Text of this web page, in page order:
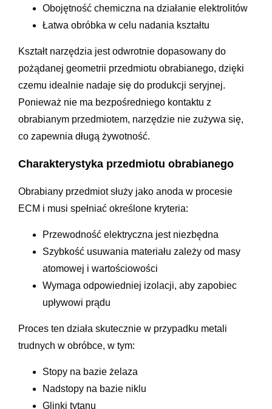
Obojętność chemiczna na działanie elektrolitów
Łatwa obróbka w celu nadania kształtu
Kształt narzędzia jest odwrotnie dopasowany do
pożądanej geometrii przedmiotu obrabianego, dzięki
czemu idealnie nadaje się do produkcji seryjnej.
Ponieważ nie ma bezpośredniego kontaktu z
obrabianym przedmiotem, narzędzie nie zużywa się,
co zapewnia długą żywotność.
Charakterystyka przedmiotu obrabianego
Obrabiany przedmiot służy jako anoda w procesie
ECM i musi spełniać określone kryteria:
Przewodność elektryczna jest niezbędna
Szybkość usuwania materiału zależy od masy
atomowej i wartościowości
Wymaga odpowiedniej izolacji, aby zapobiec
upływowi prądu
Proces ten działa skutecznie w przypadku metali
trudnych w obróbce, w tym:
Stopy na bazie żelaza
Nadstopy na bazie niklu
Glinki tytanu